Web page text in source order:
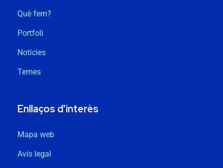
Què fem?
Portfoli
Notícies
Temes
Enllaços d'interès
Mapa web
Avís legal